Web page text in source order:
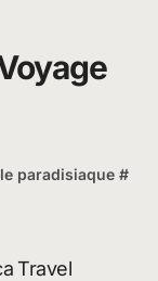
paradisiaque #
Travel